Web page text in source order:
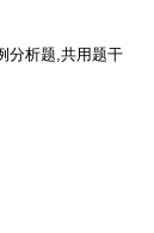
分析题,共用题干